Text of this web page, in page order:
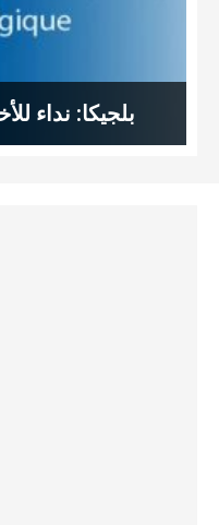
بلجيكا: نداء